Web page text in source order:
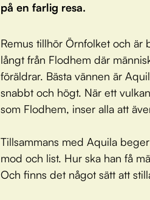
på en farlig resa.
Remus tillhör Örnfolket och är
långt från Flodhem där
föräldrar. Bästa vännen är
snabbt och högt. När ett
som Flodhem, inser alla att
Tillsammans med Aquila
mod och list. Hur ska han få
Och finns det något sätt att